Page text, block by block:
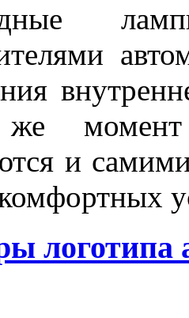
момент
и
логотипа